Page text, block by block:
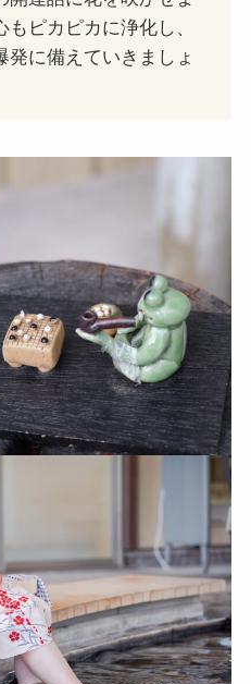
もピカピカに浄化し、
発に備えていきましょ